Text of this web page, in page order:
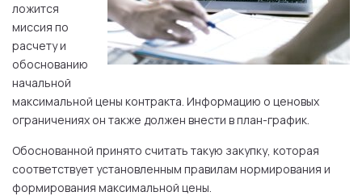
ложится
миссия по
расчету и
обоснованию
начальной
максимальной цены контракта. Информацию о ценовых
ограничениях он также должен внести в план-график.
Обоснованной принято считать такую закупку, которая
соответствует установленным правилам нормирования и
формирования максимальной цены.